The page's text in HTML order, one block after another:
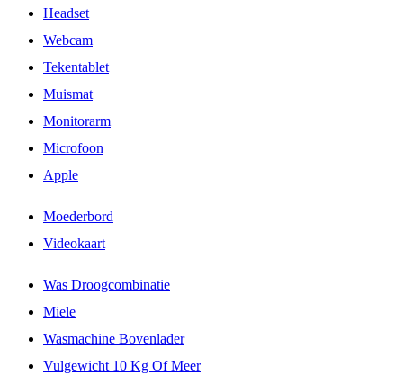
Headset
Webcam
Tekentablet
Muismat
Monitorarm
Microfoon
Apple
Moederbord
Videokaart
Was Droogcombinatie
Miele
Wasmachine Bovenlader
Vulgewicht 10 Kg Of Meer